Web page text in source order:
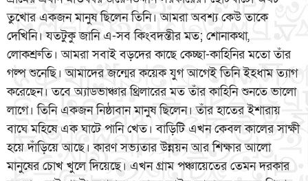
তুখোর একজন মানুষ ছিলেন তিনি। আমরা অবশ্য কেউ তাকে
দেখিনি। যতটুকু জানি এ-সব কিংবদন্তীর মত; শোনাকথা,
লোকশ্রুতি। আমরা সবাই বড়দের কাছে কেচ্ছা-কাহিনির মতো তাঁর
গল্প শুনেছি। আমাদের জন্মের কয়েক যুগ আগেই তিনি ইহধাম ত্যাগ
করেছেন। তবে অ্যাডভাঞ্চার থ্রিলারের মত তাঁর কাহিনি শুনতে ভালো
লাগে। তিনি একজন নিষ্ঠাবান মানুষ ছিলেন। তাঁর হাতের ইশারায়
বাঘে মহিষে এক ঘাটে পানি খেত। বাড়িটি এখন কেবল কালের সাক্ষী
হয়ে দাঁড়িয়ে আছে। কারণ সভ্যতার উন্নয়ন আর শিক্ষার আলো
মানুষের চোখ খুলে দিয়েছে। এখন গ্রাম পঞ্চায়েতের তেমন দরকার